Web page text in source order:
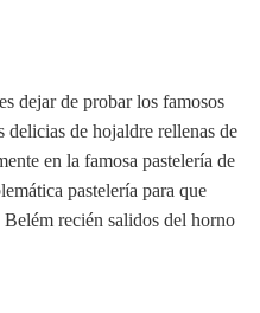
dejar de probar los famosos
delicias de hojaldre rellenas de
en la famosa pastelería de
pastelería para que
Belém recién salidos del horno